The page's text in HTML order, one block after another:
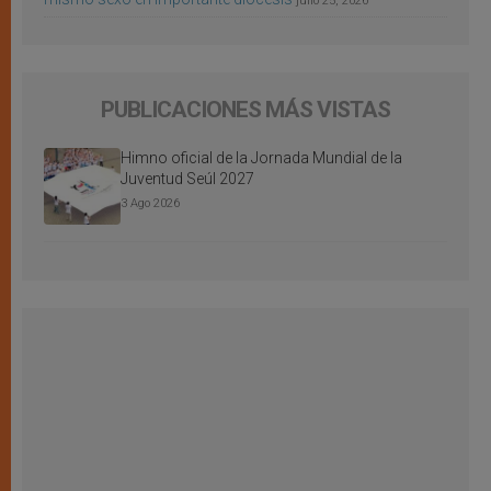
PUBLICACIONES MÁS VISTAS
Himno oficial de la Jornada Mundial de la
Juventud Seúl 2027
3 Ago 2026